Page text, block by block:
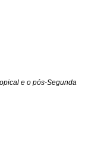
e o pós-Segunda